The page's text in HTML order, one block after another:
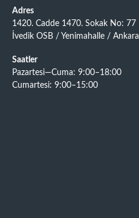
Adres
1420. Cadde 1470. Sokak No: 77
İvedik OSB / Yenimahalle / Ankara
Saatler
Pazartesi—Cuma: 9:00–18:00
Cumartesi: 9:00–15:00